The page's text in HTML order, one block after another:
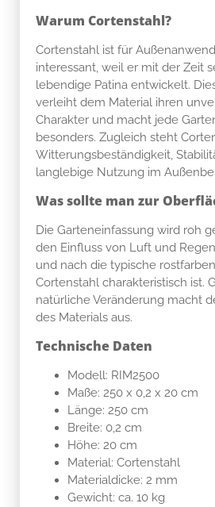
Warum Cortenstahl?
Cortenstahl ist für
interessant, weil er mit der Zeit
lebendige Patina entwickelt.
verleiht dem Material ihren
Charakter und macht jede
besonders. Zugleich steht
Witterungsbeständigkeit,
langlebige Nutzung im
Was sollte man zur
Die Garteneinfassung wird roh
den Einfluss von Luft und
und nach die typische
Cortenstahl charakteristisch ist.
natürliche Veränderung macht
des Materials aus.
Technische Daten
Modell: RIM2500
Maße: 250 x 0,2 x 20 cm
Länge: 250 cm
Breite: 0,2 cm
Höhe: 20 cm
Material: Cortenstahl
Materialdicke: 2 mm
Gewicht: ca. 10 kg